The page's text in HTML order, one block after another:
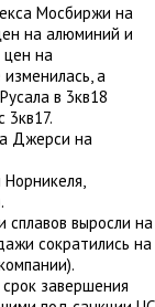
Мосбиржи на
на алюминий и
цен на
а
в 3кв18
3кв17.
Джерси на
выросли на
сократились на
завершения